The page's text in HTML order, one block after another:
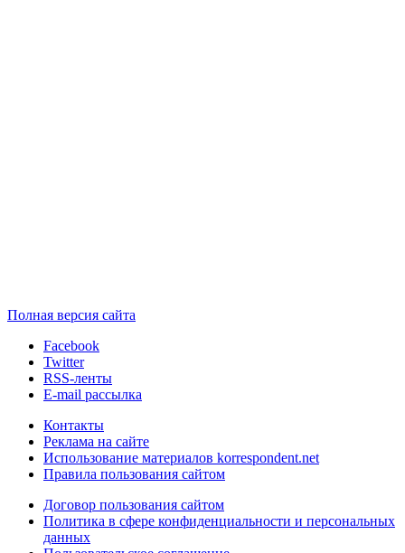
Полная версия сайта
Facebook
Twitter
RSS-ленты
E-mail рассылка
Контакты
Реклама на сайте
Использование материалов korrespondent.net
Правила пользования сайтом
Договор пользования сайтом
Политика в сфере конфиденциальности и персональных
данных